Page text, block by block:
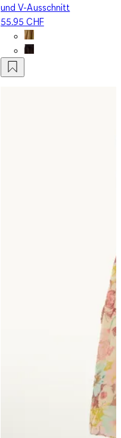
und V-Ausschnitt
55.95 CHF